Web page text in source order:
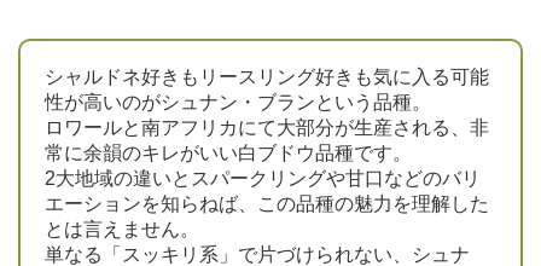
シャルドネ好きもリースリング好きも気に入る可能
性が高いのがシュナン・ブランという品種。
ロワールと南アフリカにて大部分が生産される、非
常に余韻のキレがいい白ブドウ品種です。
2大地域の違いとスパークリングや甘口などのバリ
エーションを知らねば、この品種の魅力を理解した
とは言えません。
単なる「スッキリ系」で片づけられない、シュナ